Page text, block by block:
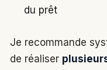
du prêt
Je recommande
de réaliser